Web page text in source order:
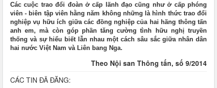
Các cuộc trao đổi đoàn ở cấp lãnh đạo cũng như ở cấp phóng
viên - biên tập viên hằng năm không những là hình thức trao đổi
nghiệp vụ hữu ích giữa các đồng nghiệp của hai hãng thông tấn
anh em, mà còn góp phần tăng cường tình hữu nghị truyền
thống và sự hiểu biết lẫn nhau một cách sâu sắc giữa nhân dân
hai nước Việt Nam và Liên bang Nga.
Theo Nội san Thông tấn, số 9/2014
CÁC TIN ĐÃ ĐĂNG: